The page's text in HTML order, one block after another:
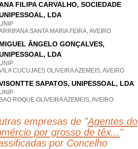
FILIPA CARVALHO, SOCIEDADE
LDA
UNIP
SANTA MARIA FEIRA, AVEIRO
MIGUEL ÂNGELO GONÇALVES,
LDA
UNIP
CUCUJAES OLIVEIRA AZEMEIS, AVEIRO
SAPATOS, UNIPESSOAL, LDA
UNIP
ROQUE OLIVEIRA AZEMEIS, AVEIRO
empresas de "Agentes do
por grosso de têx... "
por Concelho